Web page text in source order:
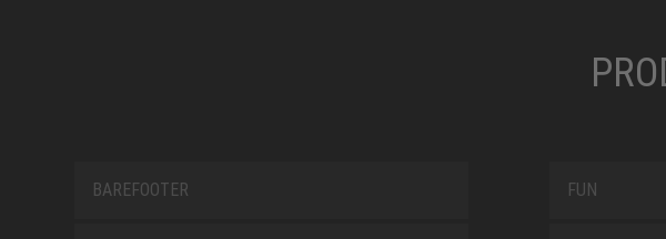
BAREFOOTER FUN